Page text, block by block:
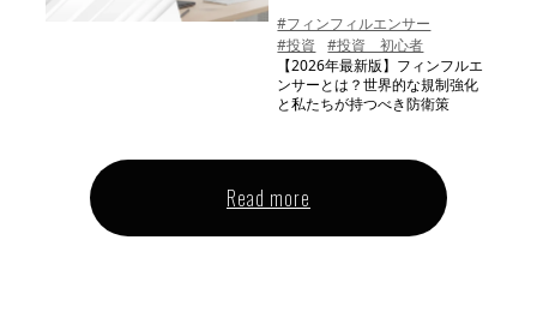
#フィンフィルエンサー
#投資
#投資 初心者
【2026年最新版】フィンフルエ
ンサーとは？世界的な規制強化
と私たちが持つべき防衛策
Read more